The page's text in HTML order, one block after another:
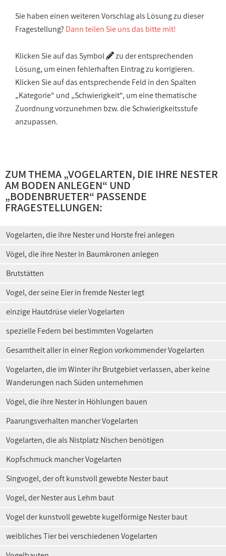
Sie haben einen weiteren Vorschlag als Lösung zu dieser
Fragestellung? Dann teilen Sie uns das bitte mit!
Klicken Sie auf das Symbol
zu der entsprechenden
Lösung, um einen fehlerhaften Eintrag zu korrigieren.
Klicken Sie auf das entsprechende Feld in den Spalten
„Kategorie“ und „Schwierigkeit“, um eine thematische
Zuordnung vorzunehmen bzw. die Schwierigkeitsstufe
anzupassen.
ZUM THEMA „VOGELARTEN, DIE IHRE NESTER
AM BODEN ANLEGEN“ UND
„BODENBRUETER“ PASSENDE
FRAGESTELLUNGEN:
Vogelarten, die ihre Nester und Horste frei anlegen
Vögel, die ihre Nester in Baumkronen anlegen
Brutstätten
Vogel, der seine Eier in fremde Nester legt
einzige Hautdrüse vieler Vogelarten
spezielle Federn bei bestimmten Vogelarten
Gesamtheit aller in einer Region vorkommender Vogelarten
Vogelarten, die im Winter ihr Brutgebiet verlassen, aber keine
Wanderungen nach Süden unternehmen
Vögel, die ihre Nester in Höhlungen bauen
Paarungsverhalten mancher Vogelarten
Vogelarten, die als Nistplatz Nischen benötigen
Kopfschmuck mancher Vogelarten
Singvogel, der oft kunstvoll gewebte Nester baut
Vogel, der Nester aus Lehm baut
Vogel der kunstvoll gewebte kugelförmige Nester baut
weibliches Tier bei verschiedenen Vogelarten